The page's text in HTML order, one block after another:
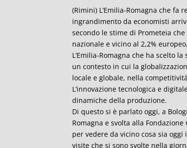
(Rimini) L’Emilia-Romagna che
ingrandimento da economisti
secondo le stime di Prometeia
nazionale e vicino al 2,2%
L’Emilia-Romagna che ha scelto
un contesto in cui la
locale e globale, nella
L’innovazione tecnologica e
dinamiche della produzione.
Di questo si è parlato oggi, a
Romagna e svolta alla
per vedere da vicino cosa sia
visite che si sono svolte nella